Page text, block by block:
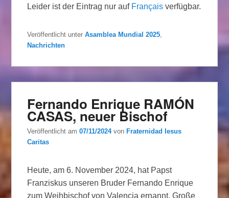
Leider ist der Eintrag nur auf Français verfügbar.
Veröffentlicht unter Asamblea Mundial 2025
Nachrichten
Fernando Enrique RAMÓN
CASAS, neuer Bischof
Veröffentlicht am07/11/2024 von Fraternidad Iesus
Caritas
Heute, am 6. November 2024, hat Papst
Franziskus unseren Bruder Fernando Enrique
zum Weihbischof von Valencia ernannt. Große